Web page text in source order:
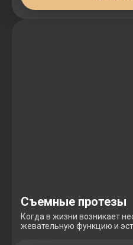
Съемные протезы
Когда в жизни возникает
жевательную функцию и